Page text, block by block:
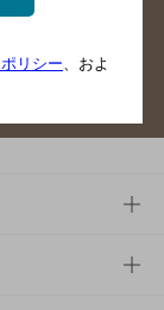
リシー、およ